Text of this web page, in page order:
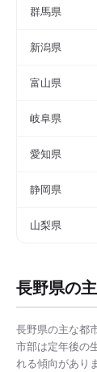
群馬県
新潟県
富山県
岐阜県
愛知県
静岡県
山梨県
長野県の
長野県の主な都
市部は定年後の
れる傾向があり